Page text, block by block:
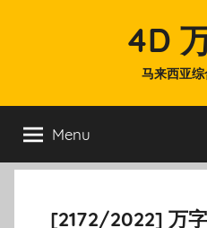
4D
马来西亚
Menu
[2172/2022] 万